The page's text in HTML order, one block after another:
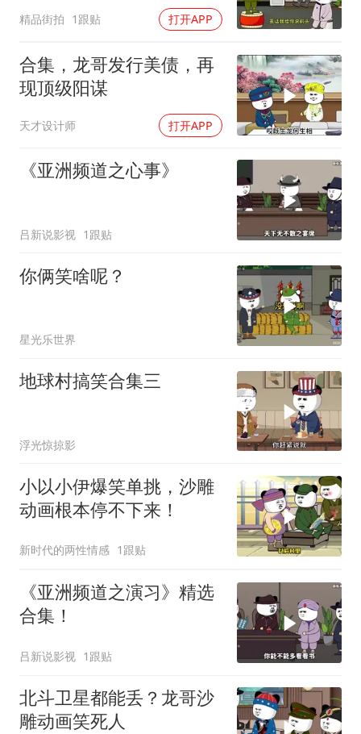
精品街拍 1跟贴 打开APP
合集，龙哥发行美债，再
现顶级阳谋
天才设计师 打开APP
《亚洲频道之心事》
吕新说影视 1跟贴
你俩笑啥呢？
星光乐世界
地球村搞笑合集三
浮光惊掠影
小以小伊爆笑单挑，沙雕
动画根本停不下来！
新时代的两性情感 1跟贴
《亚洲频道之演习》精选
合集！
吕新说影视 1跟贴
北斗卫星都能丢？龙哥沙
雕动画笑死人